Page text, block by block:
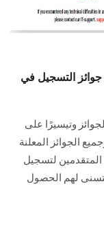
التسجيل في
وتيسيرًا على
الجوائز المعلنة
المتقدمين لتسجيل
يتسنى لهم الحصول